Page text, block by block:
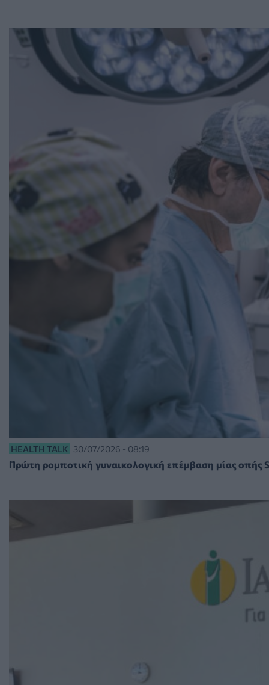
HEALTH TALK 30/07/2026 - 08:19
Πρώτη ρομποτική γυναικολογική επέμβαση μίας οπής